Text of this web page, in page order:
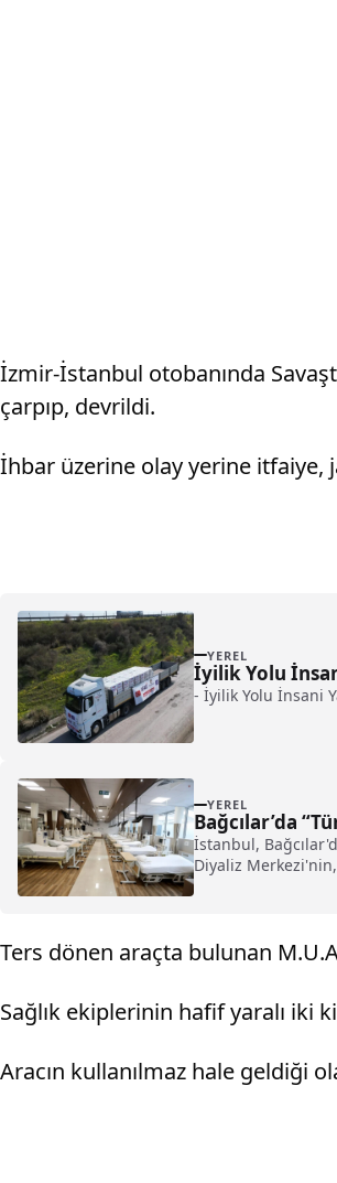
İzmir-İstanbul otobanında
çarpıp, devrildi.
İhbar üzerine olay yerine itfaiye,
YEREL
İyilik Yolu
- İyilik Yolu İnsani
YEREL
Bağcılar’da
İstanbul,
Diyaliz
Ters dönen araçta bulunan
Sağlık ekiplerinin hafif yaralı iki
Aracın kullanılmaz hale geldiği